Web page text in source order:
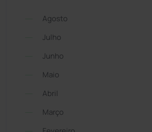
Agosto
Julho
Junho
Maio
Abril
Março